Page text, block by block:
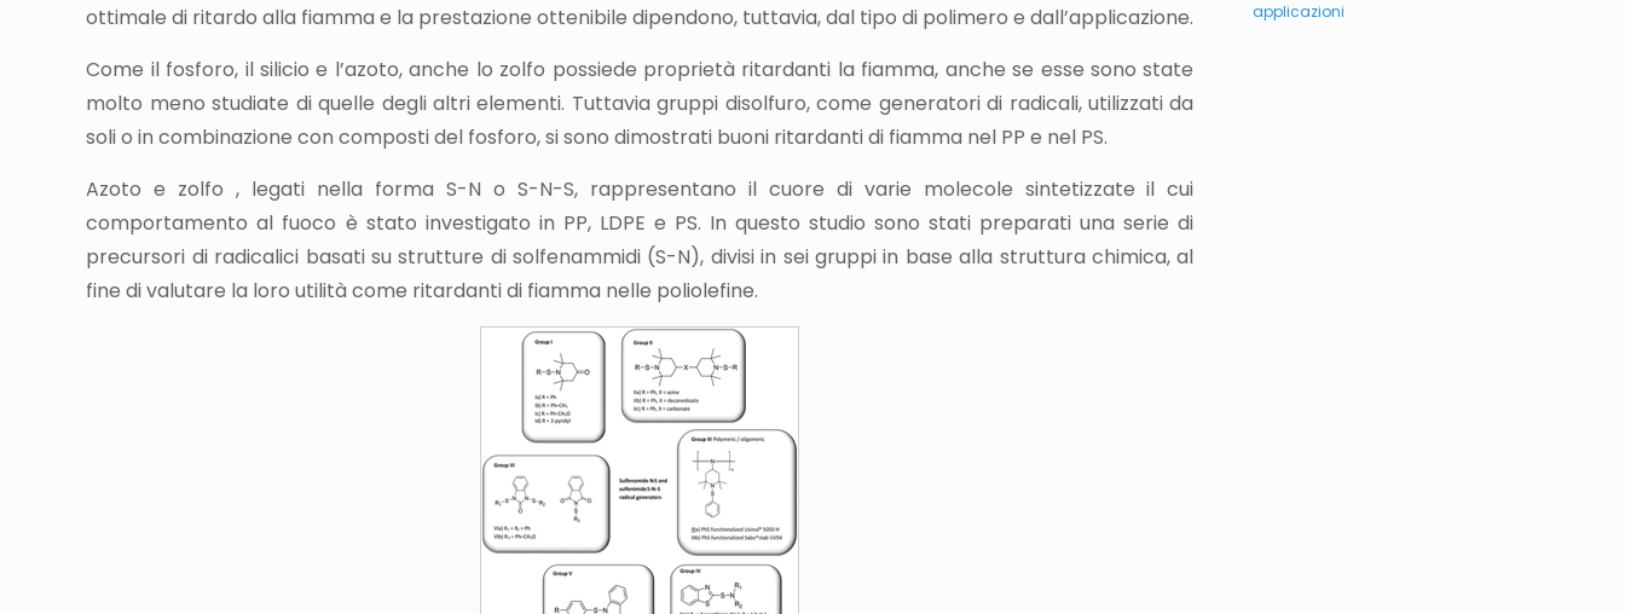
ottimale di ritardo alla fiamma e la prestazione ottenibile dipendono, tuttavia, dal tipo di polimero e dall’applicazione.
Come il fosforo, il silicio e l’azoto, anche lo zolfo possiede proprietà ritardanti la fiamma, anche se esse sono state
molto meno studiate di quelle degli altri elementi. Tuttavia gruppi disolfuro, come generatori di radicali, utilizzati da
soli o in combinazione con composti del fosforo, si sono dimostrati buoni ritardanti di fiamma nel PP e nel PS.
Azoto e zolfo , legati nella forma S-N o S-N-S, rappresentano il cuore di varie molecole sintetizzate il cui
comportamento al fuoco è stato investigato in PP, LDPE e PS. In questo studio sono stati preparati una serie di
precursori di radicalici basati su strutture di solfenammidi (S-N), divisi in sei gruppi in base alla struttura chimica, al
fine di valutare la loro utilità come ritardanti di fiamma nelle poliolefine.
applicazioni